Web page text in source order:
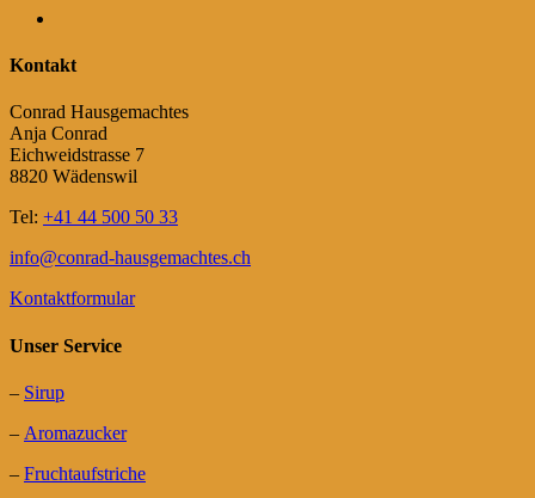
Kontakt
Conrad Hausgemachtes
Anja Conrad
Eichweidstrasse 7
8820 Wädenswil
Tel: +41 44 500 50 33
info@conrad-hausgemachtes.ch
Kontaktformular
Unser Service
– Sirup
– Aromazucker
– Fruchtaufstriche